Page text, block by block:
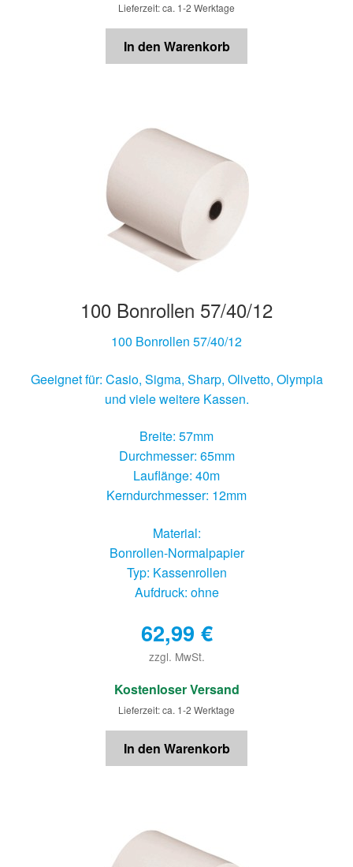
Lieferzeit: ca. 1-2 Werktage
In den Warenkorb
100 Bonrollen 57/40/12
100 Bonrollen 57/40/12
Geeignet für: Casio, Sigma, Sharp, Olivetto, Olympia
und viele weitere Kassen.
Breite: 57mm
Durchmesser: 65mm
Lauflänge: 40m
Kerndurchmesser: 12mm
Material:
Bonrollen-Normalpapier
Typ: Kassenrollen
Aufdruck: ohne
62,99 €
zzgl. MwSt.
€
Kostenloser Versand
Lieferzeit: ca. 1-2 Werktage
In den Warenkorb